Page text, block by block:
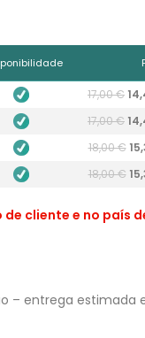
17,00 €
17,00 €
18,00 €
18,00 €
cliente e no país
– entrega estimada